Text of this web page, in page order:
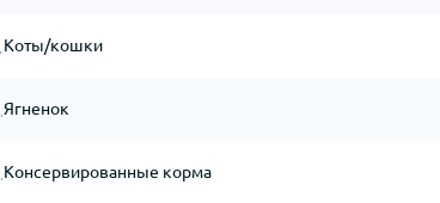
Коты/кошки
Ягненок
Консервированные корма